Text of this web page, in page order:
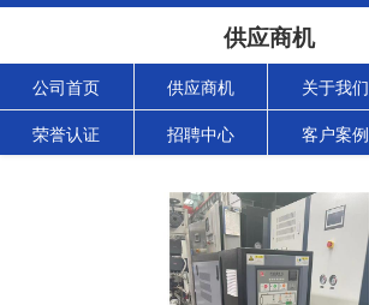
供应商机
公司首页 供应商机 关于我们
荣誉认证 招聘中心 客户案例